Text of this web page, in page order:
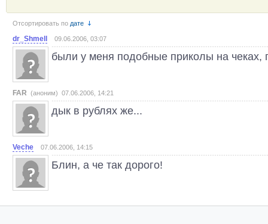
Отсортировать по дате
dr_Shmell 09.06.2006, 03:07
были у меня подобные приколы на чеках,
FAR (аноним) 07.06.2006, 14:21
дык в рублях же...
Veche 07.06.2006, 14:15
Блин, а че так дорого!